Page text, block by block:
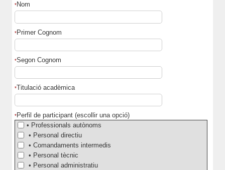
*Nom
*Primer Cognom
*Segon Cognom
*Titulació acadèmica
*Perfil de participant (escollir una opció)
• Professionals autònoms
• Personal directiu
• Comandaments intermedis
• Personal tècnic
• Personal administratiu